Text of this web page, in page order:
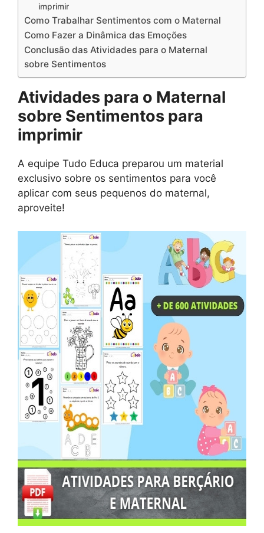
imprimir
Como Trabalhar Sentimentos com o Maternal
Como Fazer a Dinâmica das Emoções
Conclusão das Atividades para o Maternal
sobre Sentimentos
Atividades para o Maternal
sobre Sentimentos para
imprimir
A equipe Tudo Educa preparou um material
exclusivo sobre os sentimentos para você
aplicar com seus pequenos do maternal,
aproveite!